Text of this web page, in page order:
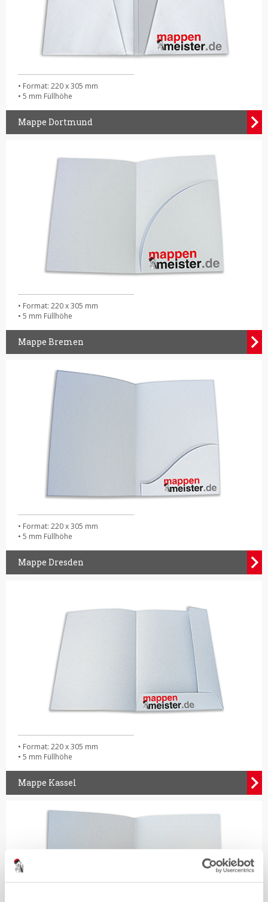
• Format: 220 x 305 mm
• 5 mm Füllhöhe
Mappe Dortmund
• Format: 220 x 305 mm
• 5 mm Füllhöhe
Mappe Bremen
• Format: 220 x 305 mm
• 5 mm Füllhöhe
Mappe Dresden
• Format: 220 x 305 mm
• 5 mm Füllhöhe
Mappe Kassel